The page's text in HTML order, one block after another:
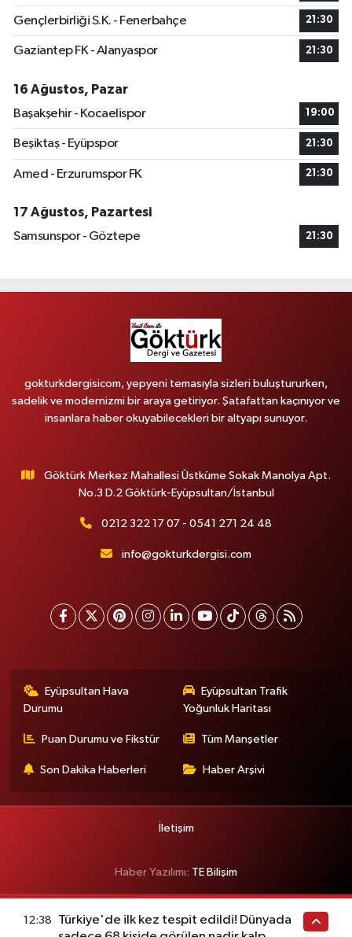
Gençlerbirliği S.K. - Fenerbahçe 21:30
Gaziantep FK - Alanyaspor 21:30
16 Ağustos, Pazar
Başakşehir - Kocaelispor
19:00
Beşiktaş - Eyüpspor 21:30
Amed - Erzurumspor FK 21:30
17 Ağustos, Pazartesi
Samsunspor - Göztepe
21:30
gokturkdergisicom, yepyeni temasıyla sizleri buluştururken,
sadelik ve modernizmi bir araya getiriyor. Şatafattan kaçınıyor ve
insanlara haber okuyabilecekleri bir altyapı sunuyor.
Göktürk Merkez Mahallesi Üstküme Sokak Manolya Apt.
No.3 D.2 Göktürk-Eyüpsultan/İstanbul
0212 322 17 07 - 0541 271 24 48
info@gokturkdergisi.com
Eyüpsultan Hava
Durumu
Eyüpsultan Trafik
Yoğunluk Haritası
Puan Durumu ve Fikstür Tüm Manşetler
Son Dakika Haberleri Haber Arşivi
İletişim
Haber Yazılımı: TE Bilişim
12:38
Türkiye'de ilk kez tespit edildi! Dünyada